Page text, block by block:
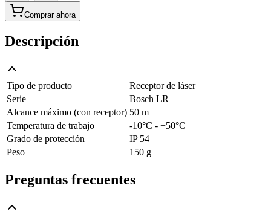
Comprar ahora
Descripción
Tipo de producto
Receptor de láser
Serie
Bosch LR
Alcance máximo (con receptor) 50 m
Temperatura de trabajo
-10°C - +50°C
Grado de protección
IP 54
Peso
150 g
Preguntas frecuentes